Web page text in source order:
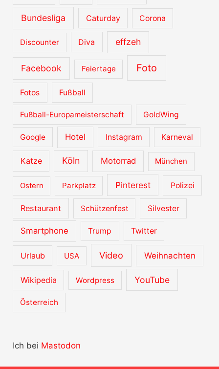
Bundesliga Caturday Corona
Discounter Diva effzeh
Facebook Feiertage Foto
Fotos Fußball
Fußball-Europameisterschaft GoldWing
Google Hotel Instagram Karneval
Katze Köln Motorrad München
Ostern Parkplatz Pinterest Polizei
Restaurant Schützenfest Silvester
Smartphone Trump Twitter
Urlaub USA Video Weihnachten
Wikipedia Wordpress YouTube
Österreich
Ich bei Mastodon